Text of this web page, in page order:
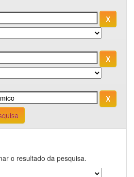
o resultado da pesquisa.